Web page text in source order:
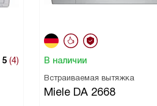
5 (4) В наличии
Встраиваемая вытяжка
Miele DA 2668